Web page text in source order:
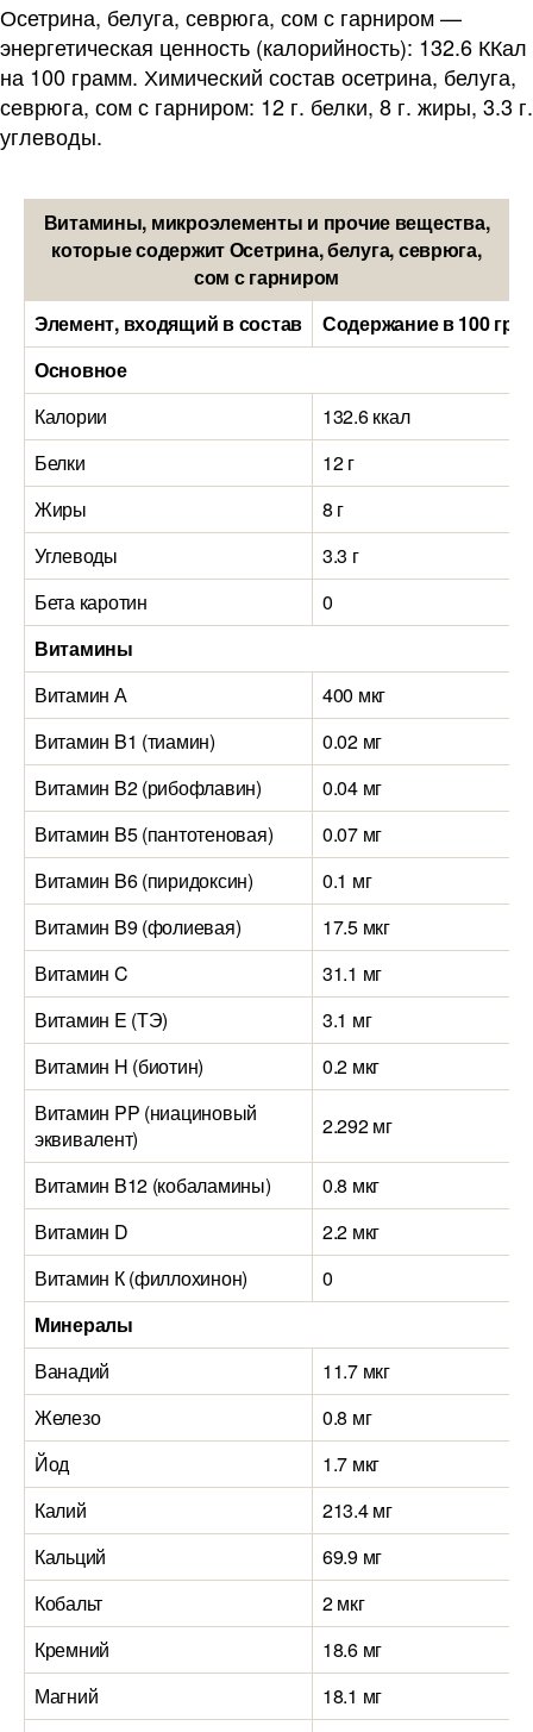
Осетрина, белуга, севрюга, сом с гарниром —
энергетическая ценность (калорийность): 132.6 ККал
на 100 грамм. Химический состав осетрина, белуга,
севрюга, сом с гарниром: 12 г. белки, 8 г. жиры, 3.3 г.
углеводы.
Витамины, микроэлементы и прочие вещества,
которые содержит Осетрина, белуга, севрюга,
сом с гарниром
Элемент, входящий в состав
Содержание в 100
Основное
Калории
132.6 ккал
Белки
12 г
Жиры
8 г
Углеводы
3.3 г
Бета каротин
0
Витамины
Витамин А
400 мкг
Витамин B1 (тиамин)
0.02 мг
Витамин B2 (рибофлавин)
0.04 мг
Витамин B5 (пантотеновая)
0.07 мг
Витамин B6 (пиридоксин)
0.1 мг
Витамин B9 (фолиевая)
17.5 мкг
Витамин C
31.1 мг
Витамин E (ТЭ)
3.1 мг
Витамин H (биотин)
0.2 мкг
Витамин PP (ниациновый
эквивалент)
2.292 мг
Витамин B12 (кобаламины)
0.8 мкг
Витамин D
2.2 мкг
Витамин К (филлохинон)
0
Минералы
Ванадий
11.7 мкг
Железо
0.8 мг
Йод
1.7 мкг
Калий
213.4 мг
Кальций
69.9 мг
Кобальт
2 мкг
Кремний
18.6 мг
Магний
18.1 мг